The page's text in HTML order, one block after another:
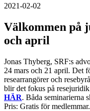
2021-02-02
Välkommen på
och april
Jonas Thyberg, SRF:s
24 mars och 21 april. Det
researrangörer och
blir det fokus på
HÄR. Båda seminarierna
Pris: Gratis för